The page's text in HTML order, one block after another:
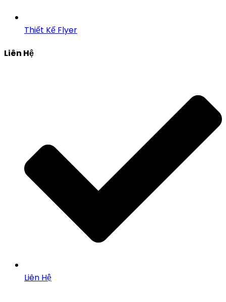
Thiết Kế Flyer
Liên Hệ
Liên Hệ